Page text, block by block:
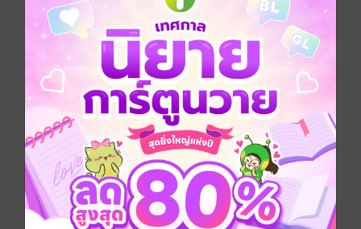
***กดซื้อผ่านหน้าเว็บจะได้ราคาที่ถูกกว่าซื้อผ่าน ios/apple
นะคะ***
รักวัยรุ่น 18+
ซีรีส์ Machine Shop
ประเภทไฟล์ pdf, epub(สารบัญ)
วันที่วางขาย 22 มีนาคม 2568
ความยาว 365 หน้า (≈ 84,537 คำ)